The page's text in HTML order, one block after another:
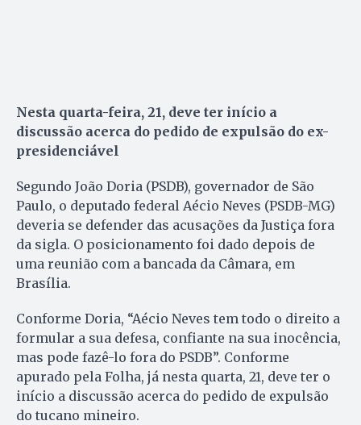
Nesta quarta-feira, 21, deve ter início a
discussão acerca do pedido de expulsão do ex-
presidenciável
Segundo João Doria (PSDB), governador de São
Paulo, o deputado federal Aécio Neves (PSDB-MG)
deveria se defender das acusações da Justiça fora
da sigla. O posicionamento foi dado depois de
uma reunião com a bancada da Câmara, em
Brasília.
Conforme Doria, “Aécio Neves tem todo o direito a
formular a sua defesa, confiante na sua inocência,
mas pode fazê-lo fora do PSDB”. Conforme
apurado pela Folha, já nesta quarta, 21, deve ter o
início a discussão acerca do pedido de expulsão
do tucano mineiro.